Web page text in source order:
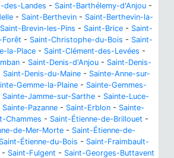
des-Landes - Saint-Barthélemy-d'Anjou -
- Saint-Berthevin - Saint-Berthevin-la-
Saint-Brevin-les-Pins - Saint-Brice - Saint-
Forêt - Saint-Christophe-du-Bois - Saint-
la-Place - Saint-Clément-des-Levées -
- Saint-Denis-d'Anjou - Saint-Denis-
Saint-Denis-du-Maine - Sainte-Anne-sur-
Gemme-la-Plaine - Sainte-Gemmes-
Sainte-Jamme-sur-Sarthe - Sainte-Luce-
Sainte-Pazanne - Saint-Erblon - Sainte-
Chammes - Saint-Étienne-de-Brillouet -
de-Mer-Morte - Saint-Étienne-de-
Saint-Étienne-du-Bois - Saint-Fraimbault-
- Saint-Fulgent - Saint-Georges-Buttavent